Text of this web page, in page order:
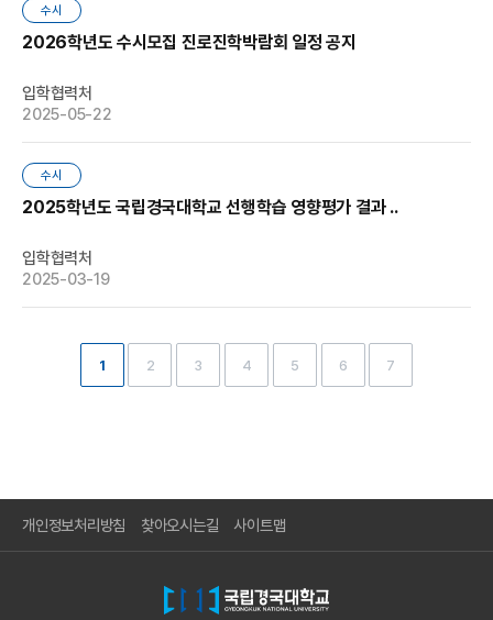
수시
2026학년도 수시모집 진로진학박람회 일정 공지
입학협력처
2025-05-22
수시
2025학년도 국립경국대학교 선행학습 영향평가 결과 ..
입학협력처
2025-03-19
1 2 3 4 5 6 7
개인정보처리방침 찾아오시는길 사이트맵